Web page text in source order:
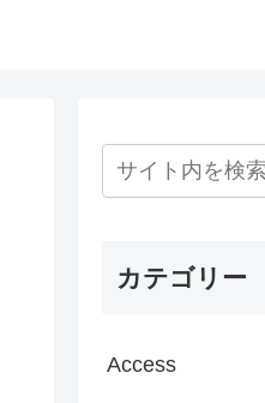
カテゴリー
Access